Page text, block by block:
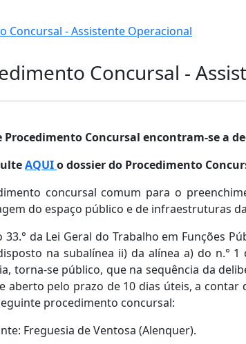
Concursal - Assistente Operacional
Concursal -
Concursal encontram-se a
AQUIo dossier do Procedimento
concursal comum para o
do espaço público e de infraestruturas
da Lei Geral do Trabalho em Funções
na subalínea ii) da alínea a) do n.°
torna-se público, que na sequência da
aberto pelo prazo de 10 dias úteis, a
procedimento concursal:
Freguesia de Ventosa (Alenquer).